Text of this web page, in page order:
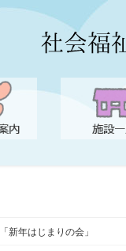
新年はじまりの会」